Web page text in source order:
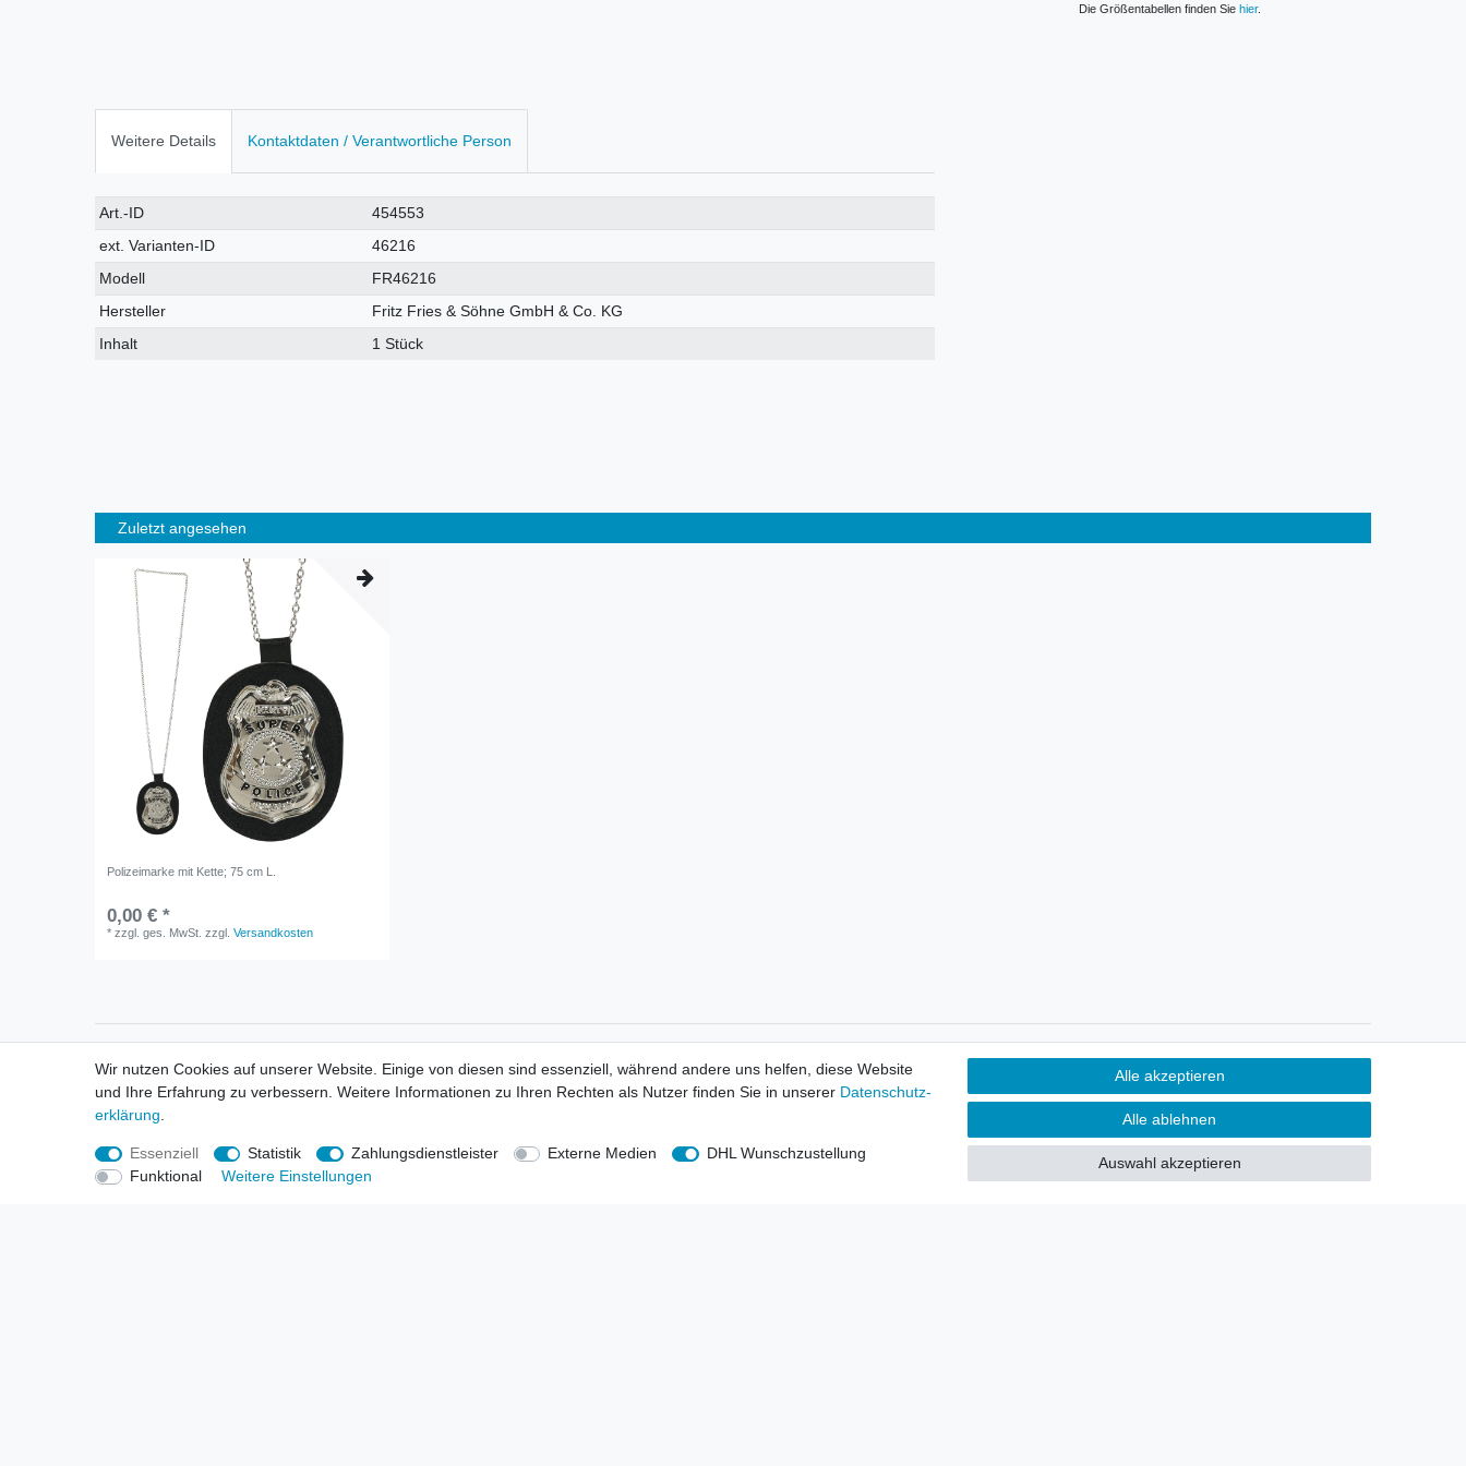
Die Größentabellen finden Sie hier.
Weitere Details Kontaktdaten / Verantwortliche Person
Technisches
Merkmal
Wert
Art.-ID
454553
ext. Varianten-ID
46216
Modell
FR46216
Hersteller
Fritz Fries & Söhne GmbH & Co. KG
Inhalt
1 Stück
Zuletzt angesehen
Polizeimarke mit Kette; 75 cm L.
0,00 € *
*zzgl. ges. MwSt. zzgl.Versandkosten
Informationen
Neukunden / New Accounts
Zahlung
Versandkosten
Entsorgungs- & Umweltbestimmungen
Größentabellen
Informationen
Händlerbund - rechtssicher verkaufen
Produkt-Kataloge
Über uns
Wir versenden mit
Sie möchten über neu eingetroffene
Lagerware oder Neuheiten
allgemein informiert werden?
Wir nutzen Cookies auf unserer Website. Einige von diesen sind essenziell, während andere uns helfen, diese Website
und Ihre Erfahrung zu verbessern. Weitere Informationen zu Ihren Rechten als Nutzer finden Sie in unserer Daten­schutz­
erklärung
Essenziell Statistik Zahlungsdienstleister Externe Medien
DHL Wunschzustellung
Funktional
Weitere Einstellungen
Alle akzeptieren
Alle ablehnen
Auswahl akzeptieren